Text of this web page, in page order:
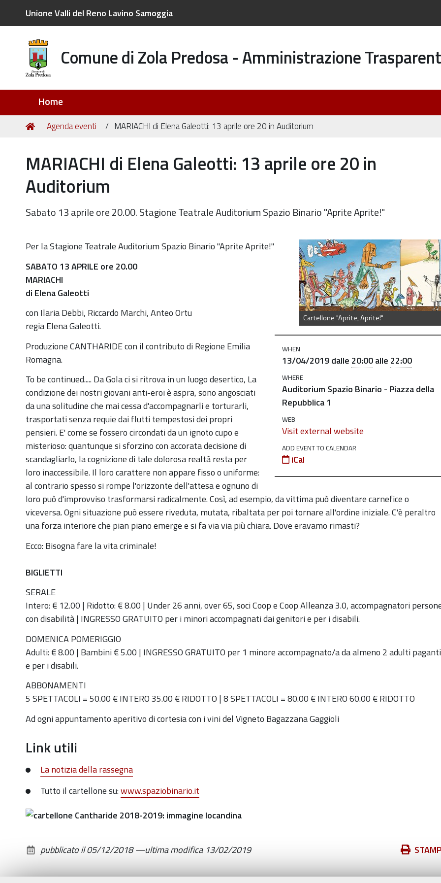
Unione Valli del Reno Lavino Samoggia
Comune di Zola Predosa - Amministrazione
Home
Tu
Home
Agenda eventi MARIACHI di Elena Galeotti: 13 aprile ore 20 in Auditorium
MARIACHI di Elena Galeotti: 13 aprile ore 20 in
Auditorium
Sabato 13 aprile ore 20.00. Stagione Teatrale Auditorium Spazio Binario "Aprite Aprite!"
Cartellone "Aprite, Aprite!"
https://old.comune.zolapredosa.bo.it/events/mariachi-
elena-
galeotti-
13-
aprile-
ore-
in-
auditorium
MARIACHI
di
Elena
Galeotti:
13
aprile
ore
20
in
Auditorium
2019-
04-
13T20:00:00+02:00
04-
13T22:00:00+02:00
Sabato
13
ore
20.00.
Stagione
Teatrale
Auditorium
Spazio
Binario
Aprite!"
WHEN
13/04/2019dalle 20:00alle 22:00
WHERE
Auditorium Spazio Binario - Piazza della
Repubblica 1
WEB
Visit external website
ADD EVENT TO CALENDAR
iCal
Per la Stagione Teatrale Auditorium Spazio Binario "Aprite Aprite!"
SABATO 13 APRILE ore 20.00
MARIACHI
di Elena Galeotti
con Ilaria Debbi, Riccardo Marchi, Anteo Ortu
regia Elena Galeotti.
Produzione CANTHARIDE con il contributo di Regione Emilia
Romagna.
To be continued..... Da Gola ci si ritrova in un luogo desertico, La
condizione dei nostri giovani anti-eroi è aspra, sono angosciati
da una solitudine che mai cessa d'accompagnarli e torturarli,
trasportati senza requie dai flutti tempestosi dei propri
pensieri. E' come se fossero circondati da un ignoto cupo e
misterioso: quantunque si sforzino con accorata decisione di
scandagliarlo, la cognizione di tale dolorosa realtà resta per
loro inaccessibile. Il loro carattere non appare fisso o uniforme:
al contrario spesso si rompe l'orizzonte dell'attesa e ognuno di
loro può d'improvviso trasformarsi radicalmente. Così, ad esempio, da vittima può diventare carnefice o
viceversa. Ogni situazione può essere riveduta, mutata, ribaltata per poi tornare all'ordine iniziale. C'è peraltro
una forza interiore che pian piano emerge e si fa via via più chiara. Dove eravamo rimasti?
Ecco: Bisogna fare la vita criminale!
BIGLIETTI
SERALE
Intero: € 12.00 | Ridotto: € 8.00 | Under 26 anni, over 65, soci Coop e Coop Alleanza 3.0, accompagnatori
con disabilità | INGRESSO GRATUITO per i minori accompagnati dai genitori e per i disabili.
DOMENICA POMERIGGIO
Adulti: € 8.00 | Bambini € 5.00 | INGRESSO GRATUITO per 1 minore accompagnato/a da almeno 2 adulti paganti
e per i disabili.
ABBONAMENTI
5 SPETTACOLI = 50.00 € INTERO 35.00 € RIDOTTO | 8 SPETTACOLI = 80.00 € INTERO 60.00 € RIDOTTO
Ad ogni appuntamento aperitivo di cortesia con i vini del Vigneto Bagazzana Gaggioli
Link utili
La notizia della rassegna
Tutto il cartellone su:www.spaziobinario.it
Azioni
documento
pubblicato il05/12/2018—ultima modifica 13/02/2019